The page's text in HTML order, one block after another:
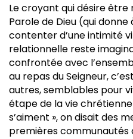
Le croyant qui désire
Parole de Dieu (qui
contenter d’une intimité
relationnelle reste
confrontée avec
au repas du Seigneur,
autres, semblables pour
étape de la vie
s’aiment », on disait des
premières communautés